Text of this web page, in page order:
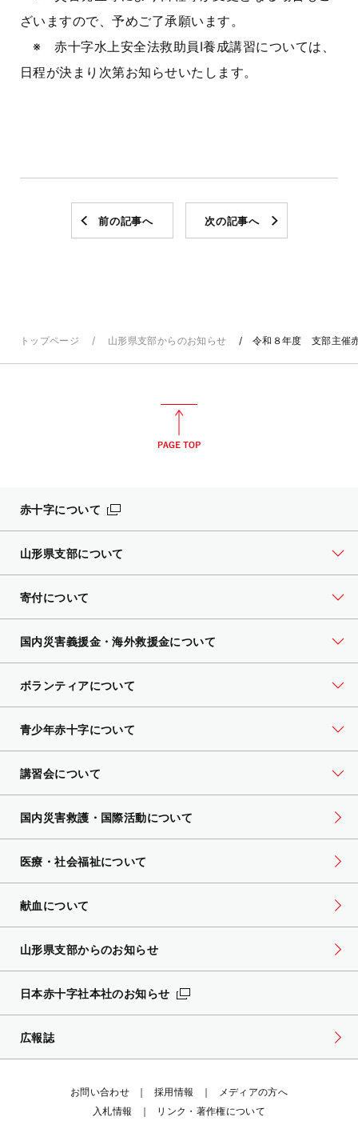
ざいますので、予めご了承願います。
※ 赤十字水上安全法救助員Ⅰ養成講習については、
日程が決まり次第お知らせいたします。
前の記事へ 次の記事へ
トップページ 山形県支部からのお知らせ 令和８年度 支部主催
赤十字について
山形県支部について
寄付について
国内災害義援金・海外救援金について
ボランティアについて
青少年赤十字について
講習会について
国内災害救護・国際活動について
医療・社会福祉について
献血について
山形県支部からのお知らせ
日本赤十字社本社のお知らせ
広報誌
お問い合わせ 採用情報
メディアの方へ
入札情報
リンク・著作権について